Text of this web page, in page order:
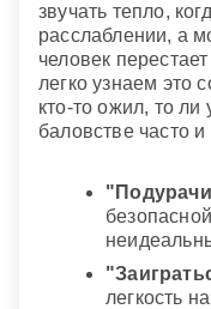
звучать тепло,
расслаблении, а
человек
легко узнаем это
кто-то ожил, то
баловстве часто и
легкость